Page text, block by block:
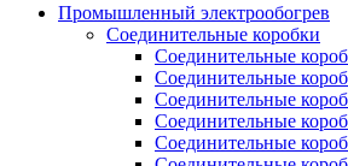
Промышленный электрообогрев
Соединительные коробки
Соединительные
Соединительные
Соединительные
Соединительные
Соединительные